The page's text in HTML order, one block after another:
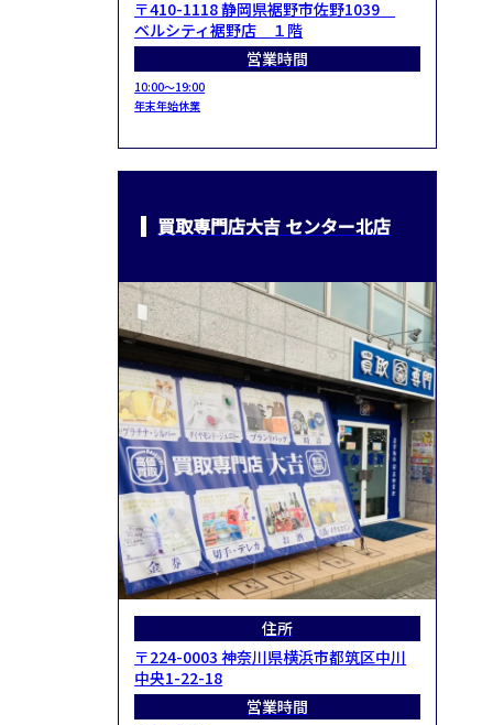
〒410-1118 静岡県裾野市佐野1039
ベルシティ裾野店 １階
営業時間
10:00～19:00
年末年始休業
買取専門店大吉 センター北店
住所
〒224-0003 神奈川県横浜市都筑区中川
中央1-22-18
営業時間